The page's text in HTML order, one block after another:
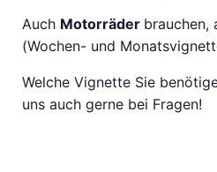
Auch Motorräder brauchen,
(Wochen- und
Welche Vignette Sie
uns auch gerne bei Fragen!